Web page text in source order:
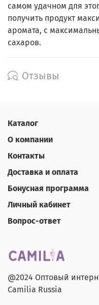
самом удачном для
получить продукт
аромата, с
сахаров.
Отзывы
Каталог
О компании
Контакты
Доставка и оплата
Бонусная программа
Личный кабинет
Вопрос-ответ
@2024 Оптовый
Camilia Russia